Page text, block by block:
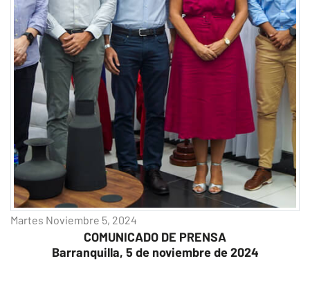
Martes Noviembre 5, 2024
COMUNICADO DE PRENSA
Barranquilla, 5 de noviembre de 2024